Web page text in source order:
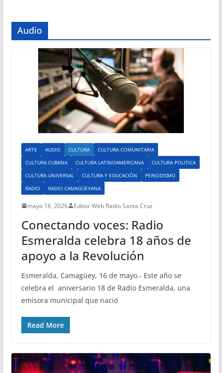
Audio
ARTE AUDIO CULTURA
CULTURA COMUNITARIA
CULTURA CUBANA
CULTURA LATINOAMERICANA
CULTURA POLITICA
CULTURA UNIVERSAL
CULTURA Y EDUCACIÓN
PERIODISMO
RADIO
RADIO CAMAGÜEYANA
mayo 16, 2026 Editor Web Radio Santa Cruz
Conectando voces: Radio
Esmeralda celebra 18 años de
apoyo a la Revolución
Esmeralda, Camagüey, 16 de mayo.- Este año se
celebra el aniversario 18 de Radio Esmeralda, una
emisora municipal que nació
Read More